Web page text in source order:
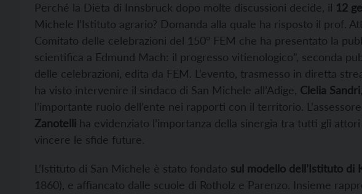
Perché la Dieta di Innsbruck dopo molte discussioni decide, il 12
Michele l’Istituto agrario? Domanda alla quale ha risposto il prof.
Comitato delle celebrazioni del 150° FEM che ha presentato la
scientifica a Edmund Mach: il progresso vitienologico”, seconda
delle celebrazioni, edita da FEM. L’evento, trasmesso in diretta
ha visto intervenire il sindaco di San Michele all’Adige, Clelia Sandri
l’importante ruolo dell’ente nei rapporti con il territorio.
Zanotelli ha evidenziato l’importanza della sinergia tra tutti gli
vincere le sfide future.
L’Istituto di San Michele è stato fondato sul modello dell’Istituto di
1860), e affiancato dalle scuole di Rotholz e Parenzo. Insieme